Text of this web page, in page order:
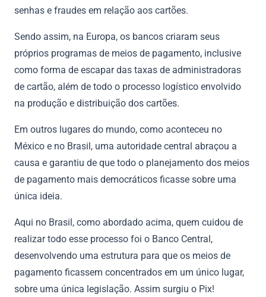
senhas e fraudes em relação aos cartões.
Sendo assim, na Europa, os bancos criaram seus
próprios programas de meios de pagamento, inclusive
como forma de escapar das taxas de administradoras
de cartão, além de todo o processo logístico envolvido
na produção e distribuição dos cartões.
Em outros lugares do mundo, como aconteceu no
México e no Brasil, uma autoridade central abraçou a
causa e garantiu de que todo o planejamento dos meios
de pagamento mais democráticos ficasse sobre uma
única ideia.
Aqui no Brasil, como abordado acima, quem cuidou de
realizar todo esse processo foi o Banco Central,
desenvolvendo uma estrutura para que os meios de
pagamento ficassem concentrados em um único lugar,
sobre uma única legislação. Assim surgiu o Pix!